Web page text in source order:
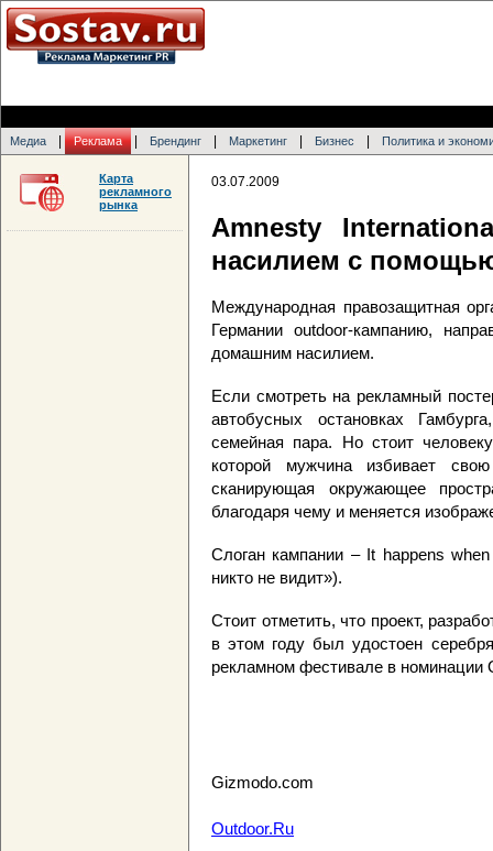
Медиа Реклама Брендинг Маркетинг Бизнес Политика и
03.07.2009
Amnesty
насилием с
Международная правозащитная
Германии outdoor-кампанию,
домашним насилием.
Если смотреть на рекламный
автобусных остановках
семейная пара. Но стоит
которой мужчина избивает
сканирующая окружающее
благодаря чему и меняется
Слоган кампании – It happens
никто не видит»).
Стоит отметить, что проект,
в этом году был удостоен
рекламном фестивале в номинации
Gizmodo.com
Outdoor.Ru
Карта
рекламного
рынка